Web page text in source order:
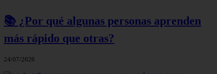
📚 ¿Por qué algunas personas aprenden
más rápido que otras?
24/07/2026